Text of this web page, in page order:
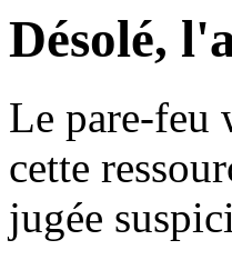
Désolé,
Le pare-feu
cette
jugée